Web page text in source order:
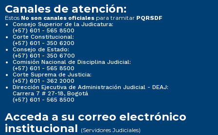
Canales de atención:
Estos No son canales oficiales para tramitar PQRSDF
Consejo Superior de la Judicatura:
(+57) 601 - 565 8500
Corte Constitucional:
(+57) 601 - 350 6200
Consejo de Estado:
(+57) 601 - 350 6700
Comisión Nacional de Disciplina Judicial:
(+57) 601 - 565 8500
Corte Suprema de Justicia:
(+57) 601 - 362 2000
Dirección Ejecutiva de Administración Judicial - DEAJ:
Carrera 7 # 27-18, Bogotá
(+57) 601 - 565 8500
Acceda a su correo electrónico
institucional (Servidores Judiciales)